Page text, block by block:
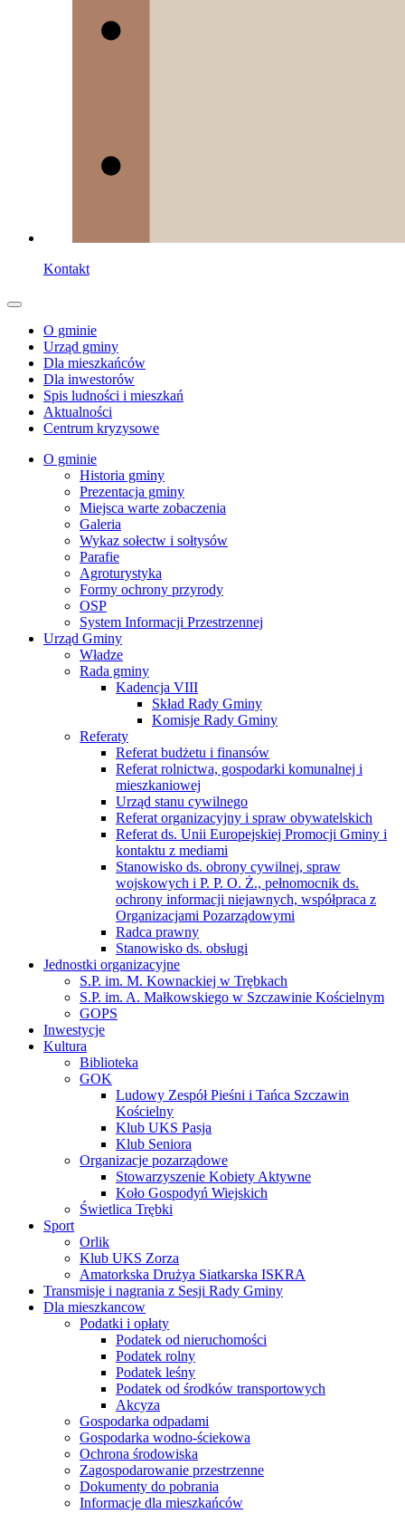
Kontakt
O gminie
Urząd gminy
Dla mieszkańców
Dla inwestorów
Spis ludności i mieszkań
Aktualności
Centrum kryzysowe
O gminie
Historia gminy
Prezentacja gminy
Miejsca warte zobaczenia
Galeria
Wykaz sołectw i sołtysów
Parafie
Agroturystyka
Formy ochrony przyrody
OSP
System Informacji Przestrzennej
Urząd Gminy
Władze
Rada gminy
Kadencja VIII
Skład Rady Gminy
Komisje Rady Gminy
Referaty
Referat budżetu i finansów
Referat rolnictwa, gospodarki komunalnej i
mieszkaniowej
Urząd stanu cywilnego
Referat organizacyjny i spraw obywatelskich
Referat ds. Unii Europejskiej Promocji Gminy i
kontaktu z mediami
Stanowisko ds. obrony cywilnej, spraw
wojskowych i P. P. O. Ż., pełnomocnik ds.
ochrony informacji niejawnych, współpraca z
Organizacjami Pozarządowymi
Radca prawny
Stanowisko ds. obsługi
Jednostki organizacyjne
S.P. im. M. Kownackiej w Trębkach
S.P. im. A. Małkowskiego w Szczawinie Kościelnym
GOPS
Inwestycje
Kultura
Biblioteka
GOK
Ludowy Zespół Pieśni i Tańca Szczawin
Kościelny
Klub UKS Pasja
Klub Seniora
Organizacje pozarządowe
Stowarzyszenie Kobiety Aktywne
Koło Gospodyń Wiejskich
Świetlica Trębki
Sport
Orlik
Klub UKS Zorza
Amatorkska Drużya Siatkarska ISKRA
Transmisje i nagrania z Sesji Rady Gminy
Dla mieszkancow
Podatki i opłaty
Podatek od nieruchomości
Podatek rolny
Podatek leśny
Podatek od środków transportowych
Akcyza
Gospodarka odpadami
Gospodarka wodno-ściekowa
Ochrona środowiska
Zagospodarowanie przestrzenne
Dokumenty do pobrania
Informacje dla mieszkańców